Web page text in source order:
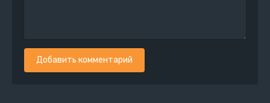
Добавить комментарий